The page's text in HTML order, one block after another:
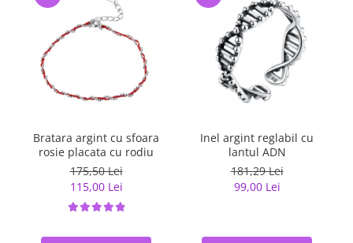
Bratara argint cu sfoara
rosie placata cu rodiu
175,50 Lei
115,00 Lei
Inel argint reglabil cu
lantul ADN
181,29 Lei
99,00 Lei